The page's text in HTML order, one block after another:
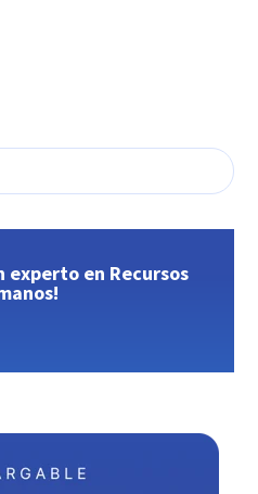
experto en Recursos